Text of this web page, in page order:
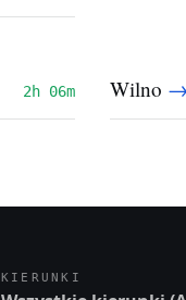
2h 06m Wilno →
KIERUNKI